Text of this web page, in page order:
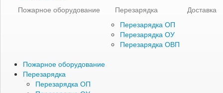
Пожарное оборудование
Перезарядка
Перезарядка ОП
Перезарядка ОУ
Перезарядка ОВП
Доставка
Пожарное оборудование
Перезарядка
Перезарядка ОП